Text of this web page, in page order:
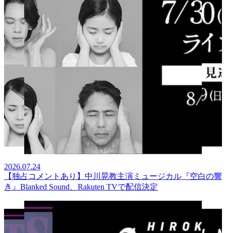
2026.07.24
【独占コメントあり】中川晃教主演ミュージカル『空白の響
き』Blanked Sound、Rakuten TVで配信決定